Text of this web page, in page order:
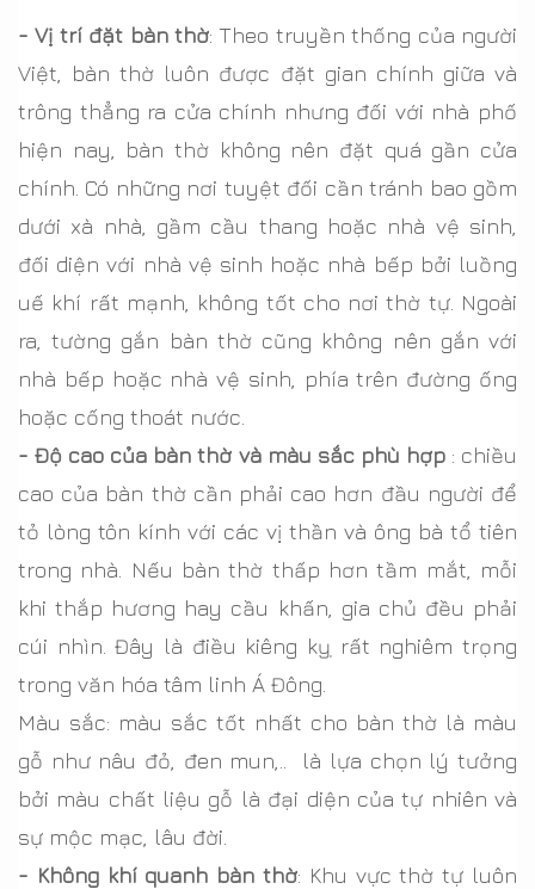
- Vị trí đặt bàn thờ: Theo truyền thống của người
Việt, bàn thờ luôn được đặt gian chính giữa và
trông thẳng ra cửa chính nhưng đối với nhà phố
hiện nay, bàn thờ không nên đặt quá gần cửa
chính. Có những nơi tuyệt đối cần tránh bao gồm
dưới xà nhà, gầm cầu thang hoặc nhà vệ sinh,
đối diện với nhà vệ sinh hoặc nhà bếp bởi luồng
uế khí rất mạnh, không tốt cho nơi thờ tự. Ngoài
ra, tường gắn bàn thờ cũng không nên gắn với
nhà bếp hoặc nhà vệ sinh, phía trên đường ống
hoặc cống thoát nước.
- Độ cao của bàn thờ và màu sắc phù hợp: chiều
cao của bàn thờ cần phải cao hơn đầu người để
tỏ lòng tôn kính với các vị thần và ông bà tổ tiên
trong nhà. Nếu bàn thờ thấp hơn tầm mắt, mỗi
khi thắp hương hay cầu khấn, gia chủ đều phải
cúi nhìn. Đây là điều kiêng kỵ rất nghiêm trọng
trong văn hóa tâm linh Á Đông.
Màu sắc: màu sắc tốt nhất cho bàn thờ là màu
gỗ như nâu đỏ, đen mun,.. là lựa chọn lý tưởng
bởi màu chất liệu gỗ là đại diện của tự nhiên và
sự mộc mạc, lâu đời.
- Không khí quanh bàn thờ: Khu vực thờ tự luôn